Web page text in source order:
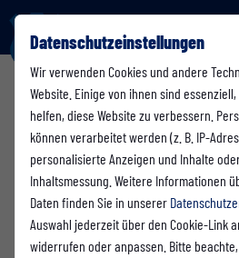
Datenschutzeinstellungen
Wir verwenden Cookies und andere
Website. Einige von ihnen sind
helfen, diese Website zu verbessern.
können verarbeitet werden (z. B. IP-
personalisierte Anzeigen und Inhalte
Inhaltsmessung. Weitere Informationen
Daten finden Sie in unserer
Auswahl jederzeit über den Cookie-Link
widerrufen oder anpassen. Bitte
3. Mannschaft
Übersicht Funktionsteam Spielplan